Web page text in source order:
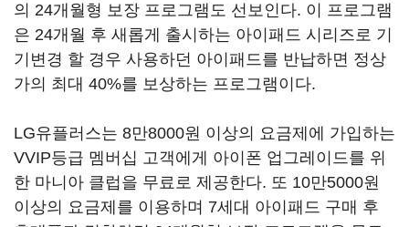
의 24개월형 보장 프로그램도 선보인다. 이 프로그램
은 24개월 후 새롭게 출시하는 아이패드 시리즈로 기
기변경 할 경우 사용하던 아이패드를 반납하면 정상
가의 최대 40%를 보상하는 프로그램이다.
LG유플러스는 8만8000원 이상의 요금제에 가입하는
VVIP등급 멤버십 고객에게 아이폰 업그레이드를 위
한 마니아 클럽을 무료로 제공한다. 또 10만5000원
이상의 요금제를 이용하며 7세대 아이패드 구매 후